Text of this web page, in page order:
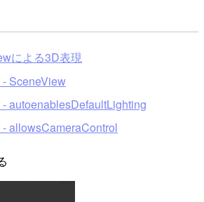
による3D表現
SceneView
autoenablesDefaultLighting
allowsCameraControl